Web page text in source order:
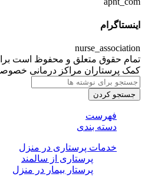
اینستاگرام
nurse_association
تمام حقوق متعلق و محفوظ است
کمک پرستاران مراکز درمانی
جستجو کردن
فهرست
دسته بندی
خدمات پرستاری در منزل
پرستاری از سالمند
پرستار بیمار در منزل